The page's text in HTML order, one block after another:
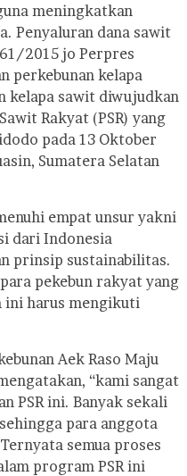
meningkatkan
Penyaluran dana sawit
2015 jo Perpres
perkebunan kelapa
kelapa sawit diwujudkan
Rakyat (PSR) yang
pada 13 Oktober
Sumatera Selatan
empat unsur yakni
dari Indonesia
prinsip sustainabilitas.
pekebun rakyat yang
harus mengikuti
Aek Raso Maju
“kami sangat
PSR ini. Banyak sekali
para anggota
semua proses
program PSR ini